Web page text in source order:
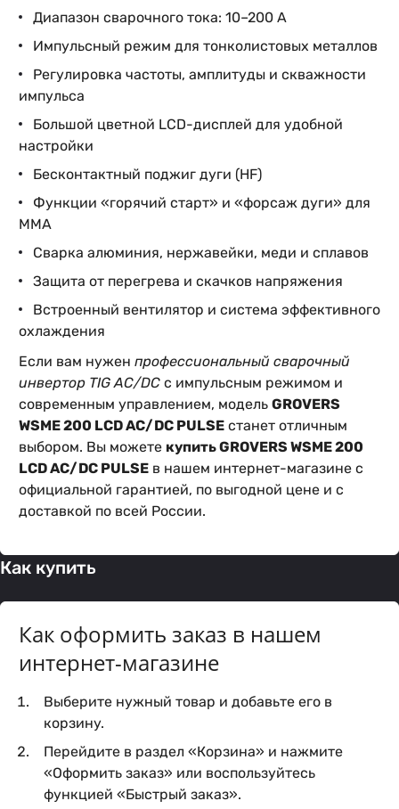
Диапазон сварочного тока: 10–200 А
Импульсный режим для тонколистовых металлов
Регулировка частоты, амплитуды и скважности
импульса
Большой цветной LCD-дисплей для удобной
настройки
Бесконтактный поджиг дуги (HF)
Функции «горячий старт» и «форсаж дуги» для
MMA
Сварка алюминия, нержавейки, меди и сплавов
Защита от перегрева и скачков напряжения
Встроенный вентилятор и система эффективного
охлаждения
Если вам нужен профессиональный сварочный
инвертор TIG AC/DC с импульсным режимом и
современным управлением, модель GROVERS
WSME 200 LCD AC/DC PULSE станет отличным
выбором. Вы можете купить GROVERS WSME 200
LCD AC/DC PULSE в нашем интернет-магазине с
официальной гарантией, по выгодной цене и с
доставкой по всей России.
Как купить
Как оформить заказ в нашем
интернет-магазине
Выберите нужный товар и добавьте его в
корзину.
Перейдите в раздел «Корзина» и нажмите
«Оформить заказ» или воспользуйтесь
функцией «Быстрый заказ».